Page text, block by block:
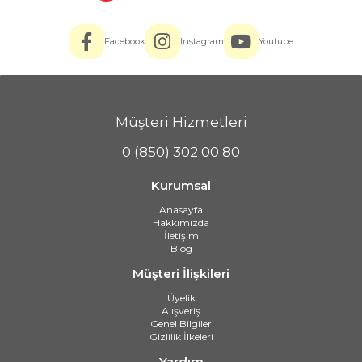
Facebook Instagram Youtube
Müşteri Hizmetleri
0 (850) 302 00 80
Kurumsal
Anasayfa
Hakkımızda
İletişim
Blog
Müşteri İlişkileri
Üyelik
Alışveriş
Genel Bilgiler
Gizlilik İlkeleri